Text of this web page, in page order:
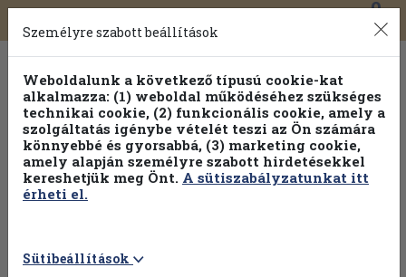
Toggle
navigation
0
Válogasson több mint 1.000.000 kiadványunk közül
100% kedvezménnyel!
Személyre szabott beállítások
Weboldalunk a következő típusú cookie-kat
alkalmazza: (1) weboldal működéséhez szükséges
technikai cookie, (2) funkcionális cookie, amely a
szolgáltatás igénybe vételét teszi az Ön számára
könnyebbé és gyorsabbá, (3) marketing cookie,
amely alapján személyre szabott hirdetésekkel
kereshetjük meg Önt. A sütiszabályzatunkat itt
érheti el.
Sütibeállítások